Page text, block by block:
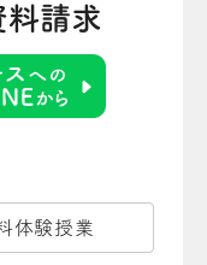
料請求
体験授業